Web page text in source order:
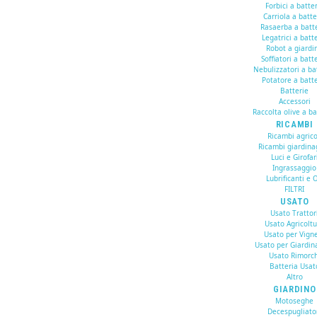
Forbici a
Carriola a
Rasaerba a
Legatrici a
Robot a
Soffiatori a
Nebulizzatori a
Potatore a
Batterie
Accessori
Raccolta olive a
RICAMBI
Ricambi
Ricambi
Luci e Girofari
Ingrassaggio
Lubrificanti e
FILTRI
USATO
Usato Trattori
Usato
Usato per
Usato per
Usato
Batteria
Altro
GIARDINO
Motoseghe